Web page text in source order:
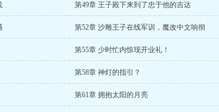
第49章 王子殿下来到了忠于他的吉达
第52章 沙雕王子在线军训，魔改中文响彻
第55章 少时忙内惊现开业礼！
第58章 神灯的指引？
第61章 拥抱太阳的月亮